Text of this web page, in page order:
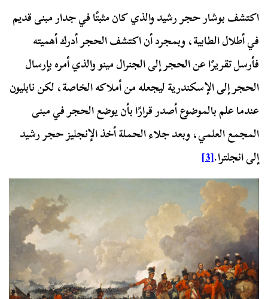
اكتشف بوشار حجر رشيد والذي كان مثبتًا في جدار مبنى قديم
في أطلال الطابية، وبمجرد أن اكتشف الحجر أدرك أهميته
فأرسل تقريرًا عن الحجر إلى الجنرال مينو والذي أمره بإرسال
الحجر إلى الإسكندرية ليجعله من أملاكه الخاصة، لكن نابليون
عندما علم بالموضوع أصدر قرارًا بأن يوضع الحجر في مبنى
المجمع العلمي، وبعد جلاء الحملة أخذ الإنجليز حجر رشيد
إلى انجلترا.[3]